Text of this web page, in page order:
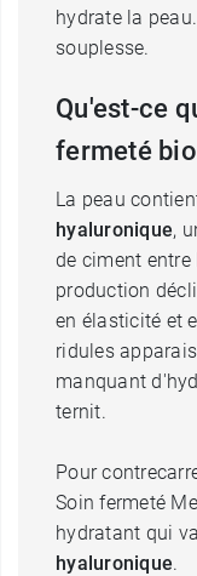
hydrate la
souplesse.
Qu'est-ce
fermeté
La peau
hyaluronique,
de ciment
production
en élasticité et
ridules
manquant
ternit.
Pour
Soin fermeté
hydratant qui
hyaluronique.